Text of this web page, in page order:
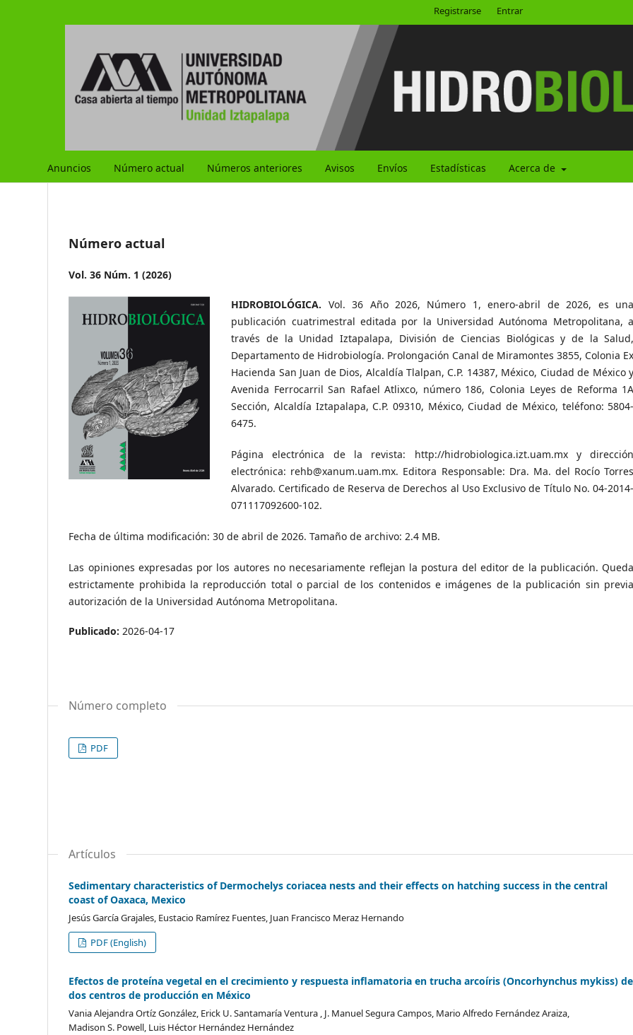
Anuncios Número actual Números anteriores Avisos Envíos Estadísticas Acerca de
Registrarse Entrar
Número actual
Vol. 36 Núm. 1 (2026)
HIDROBIOLÓGICA. Vol. 36 Año 2026, Número 1, enero-abril de 2026, es
publicación cuatrimestral editada por la Universidad Autónoma Metropolitana,
través de la Unidad Iztapalapa, División de Ciencias Biológicas y de la
Departamento de Hidrobiología. Prolongación Canal de Miramontes 3855, Colonia
Hacienda San Juan de Dios, Alcaldía Tlalpan, C.P. 14387, México, Ciudad de México
Avenida Ferrocarril San Rafael Atlixco, número 186, Colonia Leyes de Reforma
Sección, Alcaldía Iztapalapa, C.P. 09310, México, Ciudad de México, teléfono:
6475.
Página electrónica de la revista: http://hidrobiologica.izt.uam.mx y
electrónica: rehb@xanum.uam.mx. Editora Responsable: Dra. Ma. del Rocío
Alvarado. Certificado de Reserva de Derechos al Uso Exclusivo de Título No. 04-
071117092600-102.
Fecha de última modificación: 30 de abril de 2026. Tamaño de archivo: 2.4 MB.
Las opiniones expresadas por los autores no necesariamente reflejan la postura del editor de la publicación.
estrictamente prohibida la reproducción total o parcial de los contenidos e imágenes de la publicación sin
autorización de la Universidad Autónoma Metropolitana.
Publicado:2026-04-17
Número completo
PDF
Artículos
Sedimentary characteristics of Dermochelys coriacea nests and their effects on hatching success in the central
coast of Oaxaca, Mexico
Jesús García Grajales, Eustacio Ramírez Fuentes, Juan Francisco Meraz Hernando
PDF (English)
Efectos de proteína vegetal en el crecimiento y respuesta inflamatoria en trucha arcoíris (Oncorhynchus mykiss) de
dos centros de producción en México
Vania Alejandra Ortíz González, Erick U. Santamaría Ventura , J. Manuel Segura Campos, Mario Alfredo Fernández Araiza,
Madison S. Powell, Luis Héctor Hernández Hernández